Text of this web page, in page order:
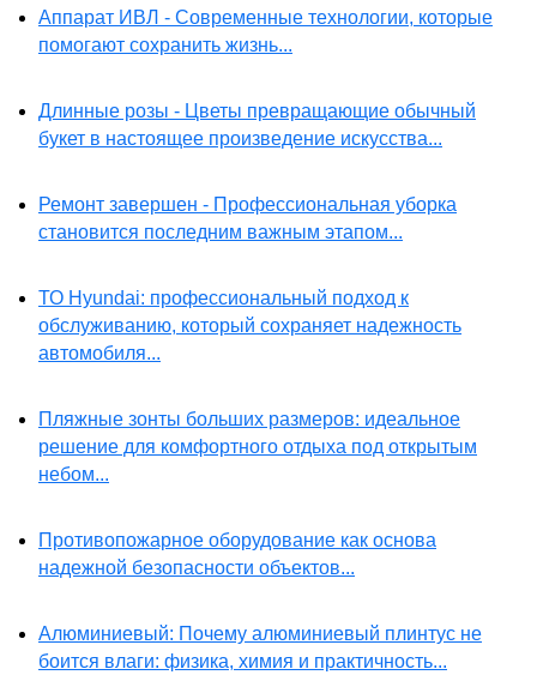
Аппарат ИВЛ - Современные технологии, которые
помогают сохранить жизнь...
Длинные розы - Цветы превращающие обычный
букет в настоящее произведение искусства...
Ремонт завершен - Профессиональная уборка
становится последним важным этапом...
ТО Hyundai: профессиональный подход к
обслуживанию, который сохраняет надежность
автомобиля...
Пляжные зонты больших размеров: идеальное
решение для комфортного отдыха под открытым
небом...
Противопожарное оборудование как основа
надежной безопасности объектов...
Алюминиевый: Почему алюминиевый плинтус не
боится влаги: физика, химия и практичность...